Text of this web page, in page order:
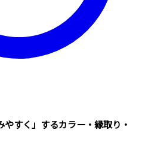
すく」するカラー・縁取り・